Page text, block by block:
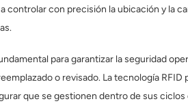
controlar con precisión la ubicación y la
para garantizar la seguridad
o revisado. La tecnología
que se gestionen dentro de sus